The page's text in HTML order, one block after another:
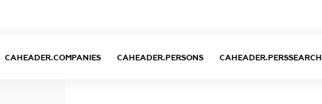
CAHEADER.COMPANIES CAHEADER.PERSONS CAHEADER.PERSSEARCH